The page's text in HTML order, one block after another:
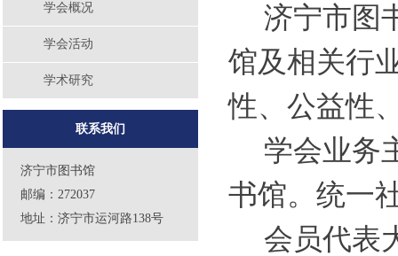
学会概况
学会活动
学术研究
联系我们
济宁市图书馆
邮编：272037
地址：济宁市运河路138号
济宁市图
馆及相关行
性、公益性
学会业务
书馆。统一
会员代表